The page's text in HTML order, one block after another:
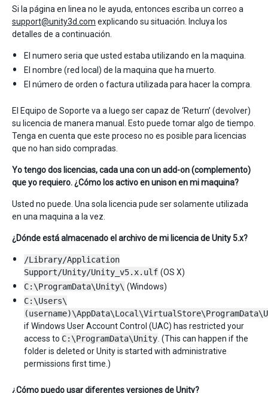
Si la página en linea no le ayuda, entonces escriba un correo a
support@unity3d.com explicando su situación. Incluya los
detalles de a continuación.
El numero seria que usted estaba utilizando en la maquina.
El nombre (red local) de la maquina que ha muerto.
El número de orden o factura utilizada para hacer la compra.
El Equipo de Soporte va a luego ser capaz de ‘Return’ (devolver)
su licencia de manera manual. Esto puede tomar algo de tiempo.
Tenga en cuenta que este proceso no es posible para licencias
que no han sido compradas.
Yo tengo dos licencias, cada una con un add-on (complemento)
que yo requiero. ¿Cómo los activo en unison en mi maquina?
Usted no puede. Una sola licencia pude ser solamente utilizada
en una maquina a la vez.
¿Dónde está almacenado el archivo de mi licencia de Unity 5.x?
/Library/Application
Support/Unity/Unity_v5.x.ulf (OS X)
C:\ProgramData\Unity\ (Windows)
C:\Users\
if Windows User Account Control (UAC) has restricted your
access to C:\ProgramData\Unity . (This can happen if the
folder is deleted or Unity is started with administrative
permissions first time.)
¿Cómo puedo usar diferentes versiones de Unity?